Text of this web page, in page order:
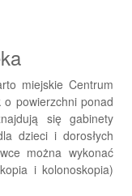
miejskie Centrum
o powierzchni ponad
się gabinety
dzieci i dorosłych
można wykonać
i kolonoskopia)